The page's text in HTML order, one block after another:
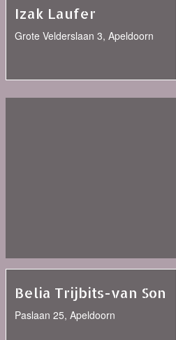
Izak Laufer
Grote Velderslaan 3, Apeldoorn
Belia Trijbits-van Son
Paslaan 25, Apeldoorn